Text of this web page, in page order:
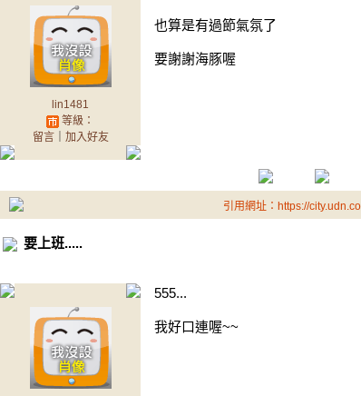
lin1481
等級：
留言｜ 加入好友
也算是有過節氣氛了
要謝謝海豚喔
引用網址：https://
要上班.....
555...
我好口連喔~~